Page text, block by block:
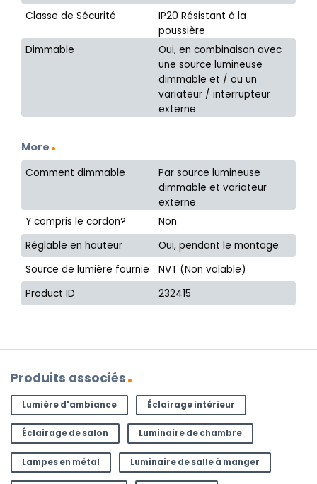
Classe de Sécurité
IP20 Résistant à la
poussière
Dimmable
Oui, en combinaison avec
une source lumineuse
dimmable et / ou un
variateur / interrupteur
externe
More
Comment dimmable
Par source lumineuse
dimmable et variateur
externe
Y compris le cordon?
Non
Réglable en hauteur
Oui, pendant le montage
Source de lumière fournie
NVT (Non valable)
Product ID
232415
Produits associés
Lumière d'ambiance Éclairage intérieur
Éclairage de salon Luminaire de chambre
Lampes en métal Luminaire de salle à manger